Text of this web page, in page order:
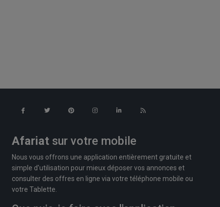
Afariat sur votre mobile
Nous vous offrons une application entièrement gratuite et
simple d'utilisation pour mieux déposer vos annonces et
consulter des offres en ligne via votre téléphone mobile ou
votre Tablette.